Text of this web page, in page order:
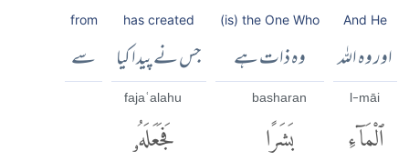
And He
اور وہ اللہ
(is) the One Who
وہ ذات ہے
has created
جس نے پیدا کیا
from
سے
l-māi
ٱلْمَآءِ
basharan
بَشَرًا
fajaʿalahu
فَجَعَلَهُۥ